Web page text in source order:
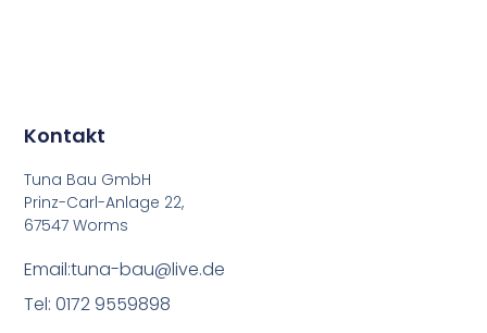
Kontakt
Tuna Bau GmbH
Prinz-Carl-Anlage 22,
67547 Worms
Email:tuna-bau@live.de
Tel: 0172 9559898